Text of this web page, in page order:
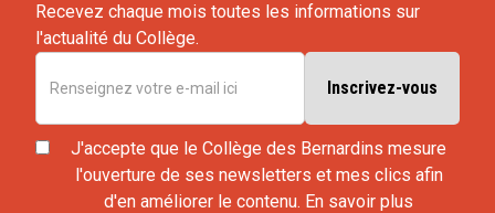
Recevez chaque mois toutes les informations sur
l'actualité du Collège.
J'accepte que le Collège des Bernardins mesure
l'ouverture de ses newsletters et mes clics afin
d'en améliorer le contenu. En savoir plus